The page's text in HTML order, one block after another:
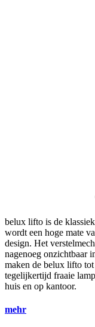
belux lifto is de
wordt een hoge mate
design. Het
nagenoeg onzichtbaar
maken de belux lifto tot
tegelijkertijd fraaie
huis en op kantoor.
mehr